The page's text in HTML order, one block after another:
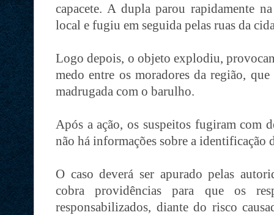
capacete. A dupla parou rapidamente
local e fugiu em seguida pelas ruas da
Logo depois, o objeto explodiu,
medo entre os moradores da região,
madrugada com o barulho.
Após a ação, os suspeitos fugiram com
não há informações sobre a identificação
O caso deverá ser apurado pelas
cobra providências para que os
responsabilizados, diante do risco